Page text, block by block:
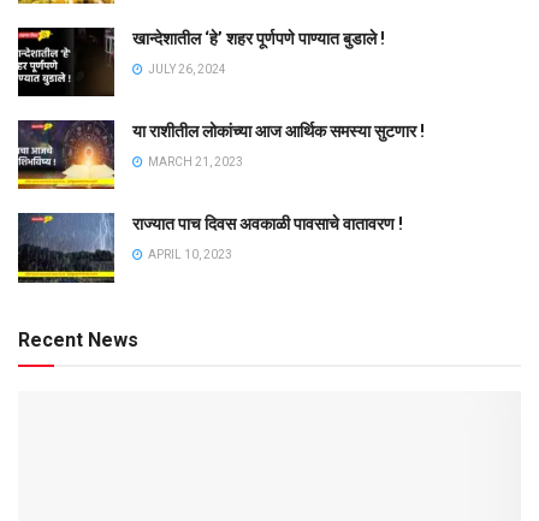
खान्देशातील ‘हे’ शहर पूर्णपणे पाण्यात बुडाले !
JULY 26, 2024
या राशीतील लोकांच्या आज आर्थिक समस्या सुटणार !
MARCH 21, 2023
राज्यात पाच दिवस अवकाळी पावसाचे वातावरण !
APRIL 10, 2023
Recent News